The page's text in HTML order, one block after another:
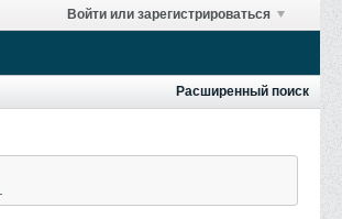
Войти или зарегистрироваться
Расширенный поиск